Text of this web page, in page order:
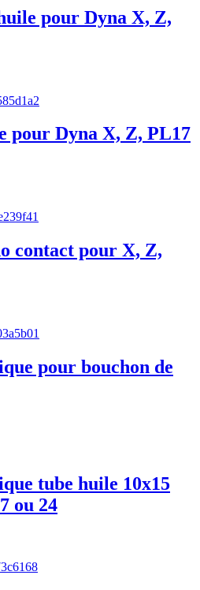
pour Dyna X, Z,
pour Dyna X, Z, PL17
contact pour X, Z,
pour bouchon de
tube huile 10x15
ou 24